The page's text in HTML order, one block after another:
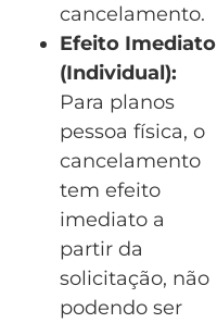
cancelamento.
Efeito Imediato
(Individual):
Para planos
pessoa física, o
cancelamento
tem efeito
imediato a
partir da
solicitação, não
podendo ser